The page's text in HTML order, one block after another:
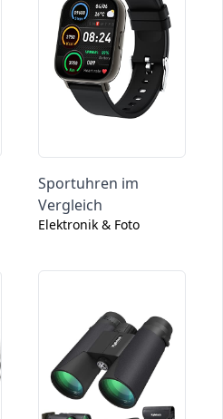
Sportuhren im
Vergleich
Elektronik & Foto